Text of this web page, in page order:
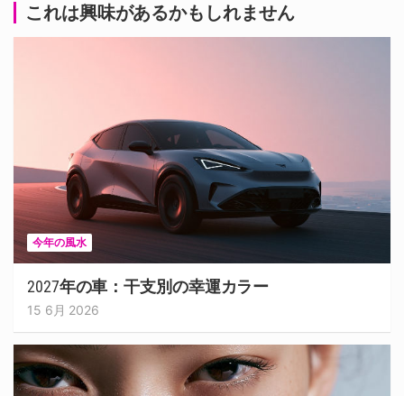
これは興味があるかもしれません
今年の風水
2027年の車：干支別の幸運カラー
15 6月 2026